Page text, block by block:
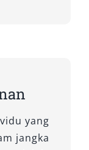
dan
kebutuhan
yang
jangka